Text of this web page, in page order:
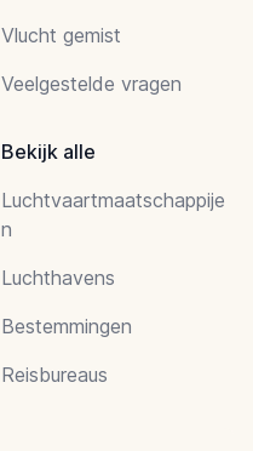
Vlucht gemist
Veelgestelde vragen
Bekijk alle
Luchtvaartmaatschappije
n
Luchthavens
Bestemmingen
Reisbureaus